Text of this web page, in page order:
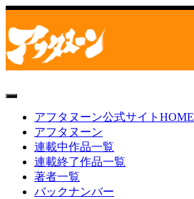
toggle
navigationアフタヌーン公式サイトHOME
アフタヌーン
連載中作品一覧
連載終了作品一覧
著者一覧
バックナンバー